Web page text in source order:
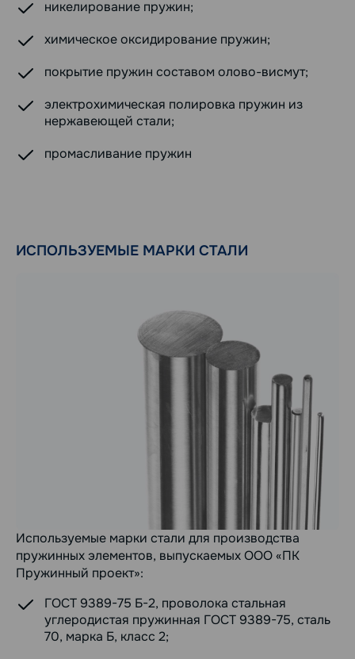
никелирование пружин;
химическое оксидирование пружин;
покрытие пружин составом олово-висмут;
электрохимическая полировка пружин из
нержавеющей стали;
промасливание пружин
ИСПОЛЬЗУЕМЫЕ МАРКИ СТАЛИ
Используемые марки стали для производства
пружинных элементов, выпускаемых ООО «ПК
Пружинный проект»:
ГОСТ 9389-75 Б-2, проволока стальная
углеродистая пружинная ГОСТ 9389-75, сталь
70, марка Б, класс 2;